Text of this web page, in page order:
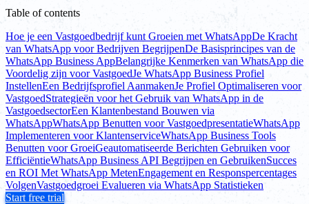
Table of contents
Hoe je een Vastgoedbedrijf kunt Groeien met WhatsAppDe Kracht
van WhatsApp voor Bedrijven BegrijpenDe Basisprincipes van de
WhatsApp Business AppBelangrijke Kenmerken van WhatsApp die
Voordelig zijn voor VastgoedJe WhatsApp Business Profiel
InstellenEen Bedrijfsprofiel AanmakenJe Profiel Optimaliseren voor
VastgoedStrategieën voor het Gebruik van WhatsApp in de
VastgoedsectorEen Klantenbestand Bouwen via
WhatsAppWhatsApp Benutten voor VastgoedpresentatieWhatsApp
Implementeren voor KlantenserviceWhatsApp Business Tools
Benutten voor GroeiGeautomatiseerde Berichten Gebruiken voor
EfficiëntieWhatsApp Business API Begrijpen en GebruikenSucces
en ROI Met WhatsApp MetenEngagement en Responspercentages
VolgenVastgoedgroei Evalueren via WhatsApp Statistieken
Start free trial